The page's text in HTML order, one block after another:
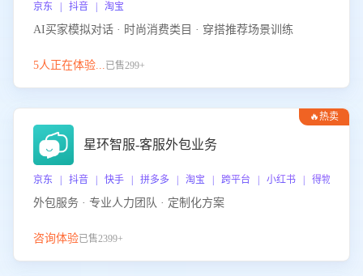
京东 | 抖音 | 淘宝
AI买家模拟对话 · 时尚消费类目 · 穿搭推荐场景训练
5人正在体验...已售299+
🔥热卖
星环智服-客服外包业务
京东 | 抖音 | 快手 | 拼多多 | 淘宝 | 跨平台 | 小红书 | 得物 | 企
外包服务 · 专业人力团队 · 定制化方案
咨询体验已售2399+